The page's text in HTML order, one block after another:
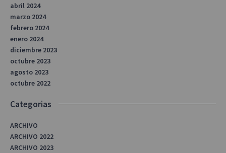
abril 2024
marzo 2024
febrero 2024
enero 2024
diciembre 2023
octubre 2023
agosto 2023
octubre 2022
Categorias
ARCHIVO
ARCHIVO 2022
ARCHIVO 2023